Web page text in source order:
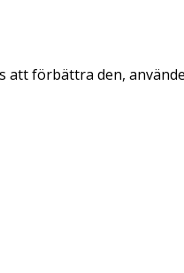
att förbättra den,